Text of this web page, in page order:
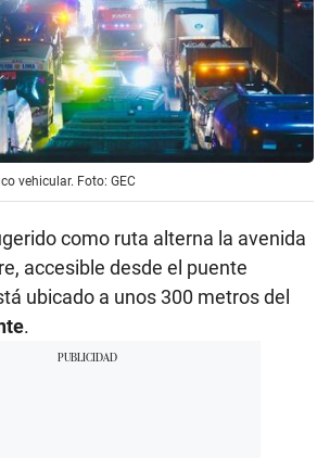
vehicular. Foto: GEC
como ruta alterna la avenida
accesible desde el puente
ubicado a unos 300 metros del
.